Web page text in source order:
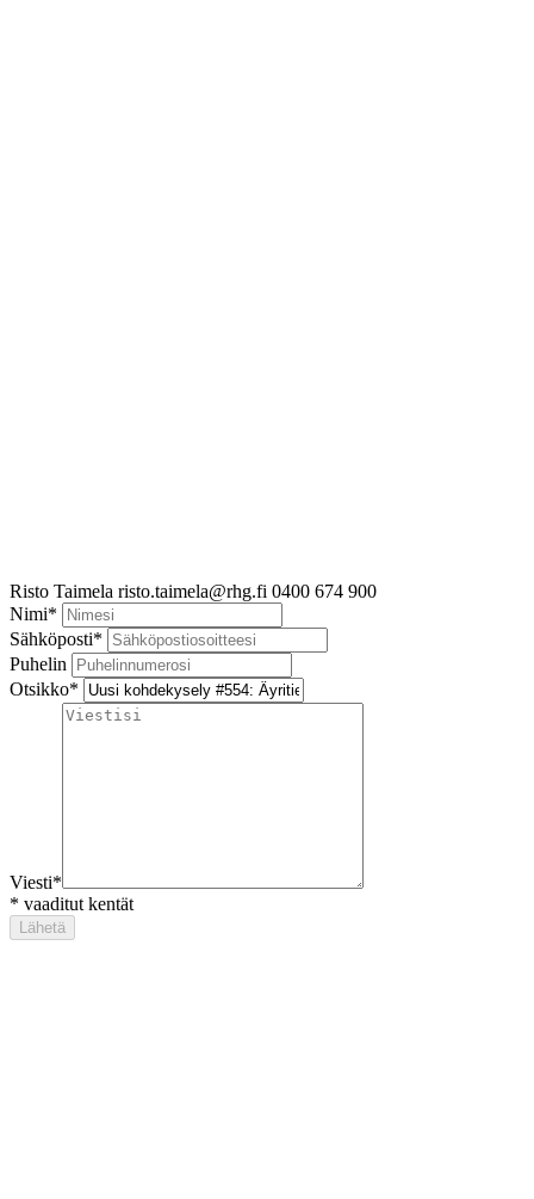
Risto Taimela risto.taimela@rhg.fi 0400 674 900
Nimi*
Sähköposti*
Puhelin
Otsikko*
Viesti*
* vaaditut kentät